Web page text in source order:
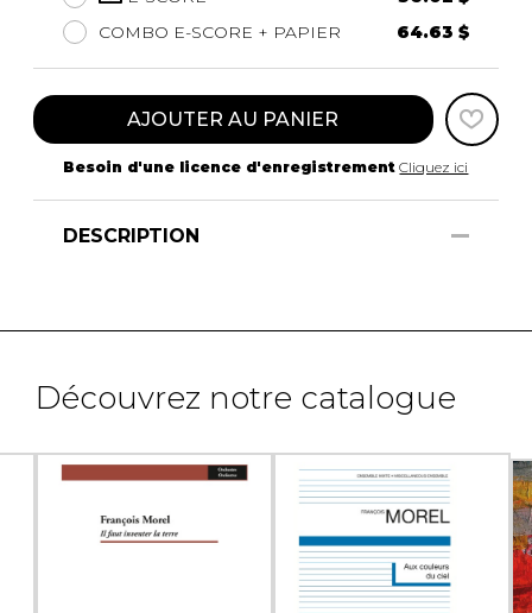
COMBO E-SCORE + PAPIER
64.63 $
AJOUTER AU PANIER
Besoin d'une licence d'enregistrement Cliquez ici
DESCRIPTION
Découvrez notre catalogue